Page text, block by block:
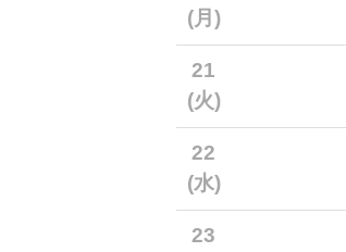
(月)
21
(火)
22
(水)
23